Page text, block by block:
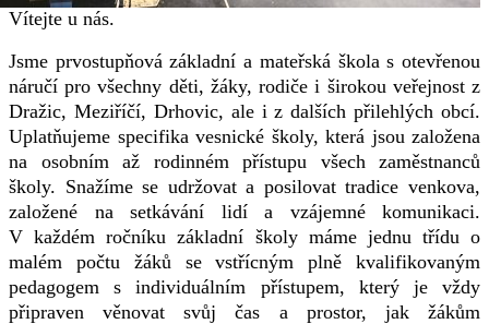
Vítejte u nás.
Jsme prvostupňová základní a mateřská škola s otevřenou
náručí pro všechny děti, žáky, rodiče i širokou veřejnost z
Dražic, Meziříčí, Drhovic, ale i z dalších přilehlých obcí.
Uplatňujeme specifika vesnické školy, která jsou založena
na osobním až rodinném přístupu všech zaměstnanců
školy. Snažíme se udržovat a posilovat tradice venkova,
založené na setkávání lidí a vzájemné komunikaci.
V každém ročníku základní školy máme jednu třídu o
malém počtu žáků se vstřícným plně kvalifikovaným
pedagogem s individuálním přístupem, který je vždy
připraven věnovat svůj čas a prostor, jak žákům